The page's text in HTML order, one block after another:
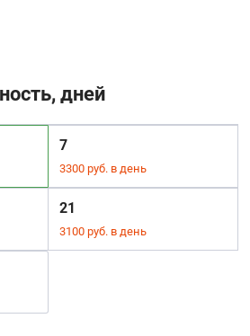
дней
7
3300 руб. в день
21
3100 руб. в день